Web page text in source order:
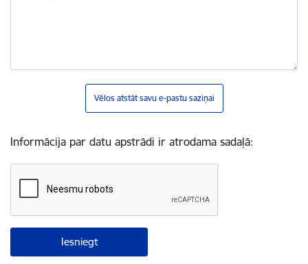
Vēlos atstāt savu e-pastu saziņai
Informācija par datu apstrādi ir atrodama sadaļā: